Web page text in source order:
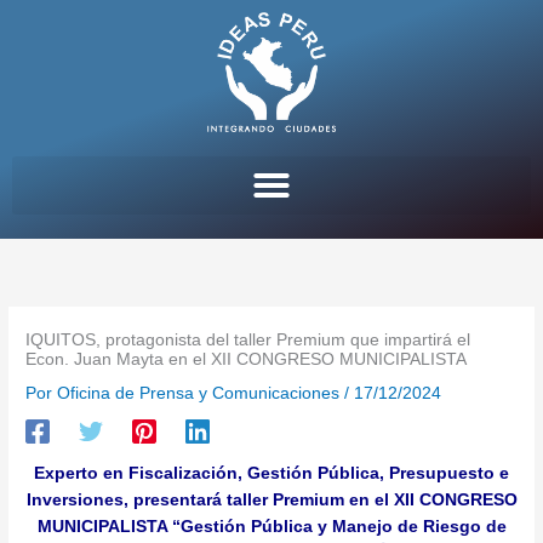
IQUITOS, protagonista del taller Premium que impartirá el
Econ. Juan Mayta en el XII CONGRESO MUNICIPALISTA
PorOficina de Prensa y Comunicaciones/ 17/12/2024
Experto en Fiscalización, Gestión Pública, Presupuesto e
Inversiones, presentará taller Premium en el XII CONGRESO
MUNICIPALISTA “Gestión Pública y Manejo de Riesgo de